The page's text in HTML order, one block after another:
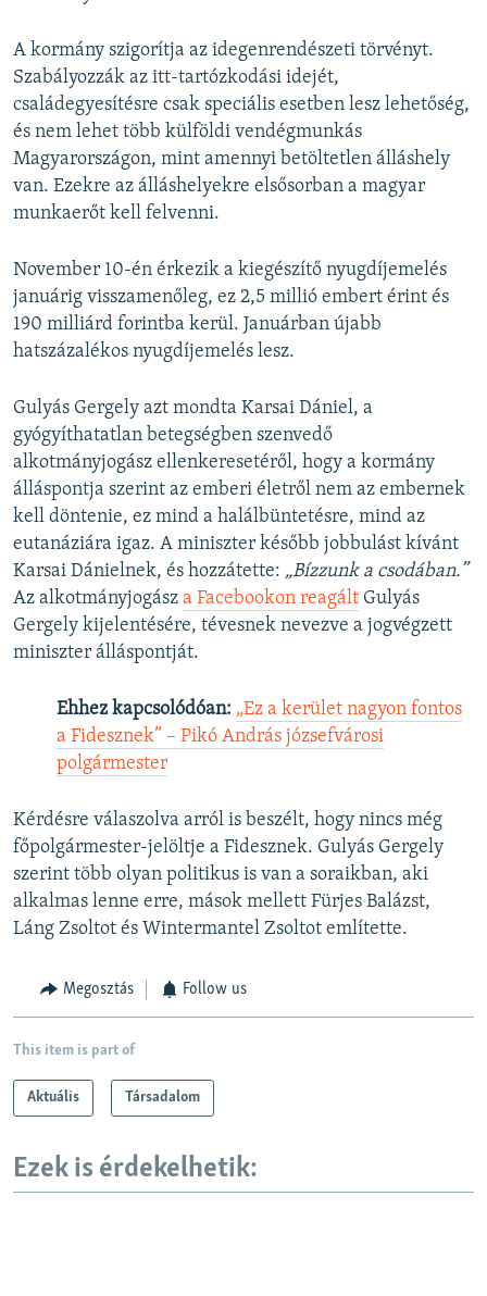
A kormány szigorítja az idegenrendészeti törvényt.
Szabályozzák az itt-tartózkodási idejét,
családegyesítésre csak speciális esetben lesz lehetőség,
és nem lehet több külföldi vendégmunkás
Magyarországon, mint amennyi betöltetlen álláshely
van. Ezekre az álláshelyekre elsősorban a magyar
munkaerőt kell felvenni.
November 10-én érkezik a kiegészítő nyugdíjemelés
januárig visszamenőleg, ez 2,5 millió embert érint és
190 milliárd forintba kerül. Januárban újabb
hatszázalékos nyugdíjemelés lesz.
Gulyás Gergely azt mondta Karsai Dániel, a
gyógyíthatatlan betegségben szenvedő
alkotmányjogász ellenkeresetéről, hogy a kormány
álláspontja szerint az emberi életről nem az embernek
kell döntenie, ez mind a halálbüntetésre, mind az
eutanáziára igaz. A miniszter később jobbulást kívánt
Karsai Dánielnek, és hozzátette: „Bízzunk a csodában.”
Az alkotmányjogász a Facebookon reagált Gulyás
Gergely kijelentésére, tévesnek nevezve a jogvégzett
miniszter álláspontját.
Ehhez kapcsolódóan: „Ez a kerület nagyon fontos
a Fidesznek” – Pikó András józsefvárosi
polgármester
Kérdésre válaszolva arról is beszélt, hogy nincs még
főpolgármester-jelöltje a Fidesznek. Gulyás Gergely
szerint több olyan politikus is van a soraikban, aki
alkalmas lenne erre, mások mellett Fürjes Balázst,
Láng Zsoltot és Wintermantel Zsoltot említette.
Megosztás Follow us
This item is part of
Aktuális Társadalom
Ezek is érdekelhetik: